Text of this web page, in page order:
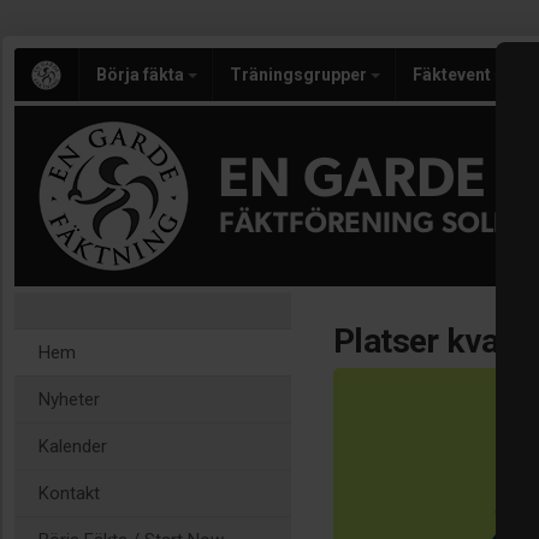
Börja fäkta Träningsgrupper Fäktevent
EN GARDE
FÄKTFÖRENING SOLNA
Hem
Nyheter
Kalender
Kontakt
Platser kvar -